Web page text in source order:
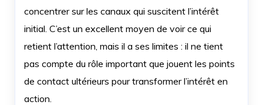
concentrer sur les canaux qui suscitent l’intérêt
initial. C’est un excellent moyen de voir ce qui
retient l’attention, mais il a ses limites : il ne tient
pas compte du rôle important que jouent les points
de contact ultérieurs pour transformer l’intérêt en
action.